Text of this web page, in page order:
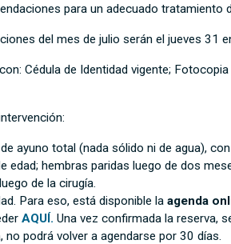
para un adecuado tratamiento
del mes de julio serán el jueves 31
Cédula de Identidad vigente;
ayuno total (nada sólido ni de agua),
edad; hembras paridas luego de dos
de la cirugía.
Para eso, está disponible laagenda
AQUÍ. Una vez confirmada la reserva,
podrá volver a agendarse por 30 días.